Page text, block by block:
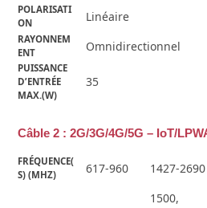
POLARISATI
ON
Linéaire
RAYONNEM
ENT
Omnidirectionnel
PUISSANCE
D’ENTRÉE
MAX.(W)
35
Câble 2 : 2G/3G/4G/5G – IoT/
FRÉQUENCE(
S) (MHZ)
617-960 1427-2690
1500,